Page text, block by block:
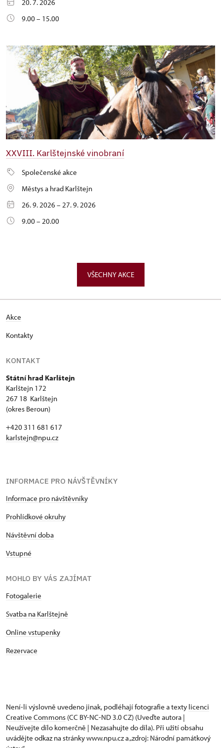
20. 7. 2026
9.00 – 15.00
XXVIII. Karlštejnské vinobraní
Společenské akce
Městys a hrad Karlštejn
26. 9. 2026 – 27. 9. 2026
9.00 – 20.00
VŠECHNY AKCE
Akce
Kontakty
KONTAKT
Státní hrad Karlštejn
Karlštejn 172
267 18 Karlštejn
(okres Beroun)
+420 311 681 617
karlstejn@npu.cz
INFORMACE PRO NÁVŠTĚVNÍKY
Informace pro návštěvníky
Prohlídkové okruhy
Návštěvní doba
Vstupné
MOHLO BY VÁS ZAJÍMAT
Fotogalerie
Svatba na Karlštejně
Online vstupenky
Rezervace
Není-li výslovně uvedeno jinak, podléhají fotografie a texty licenci
Creative Commons (CC BY-NC-ND 3.0 CZ) (Uveďte autora |
Neužívejte dílo komerčně | Nezasahujte do díla). Při užití obsahu
uvádějte odkaz na stránky www.npu.cz a „zdroj: Národní památkový